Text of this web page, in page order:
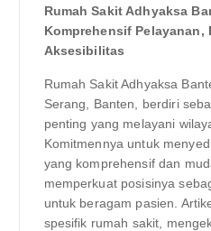
Rumah Sakit Adhyaksa
Komprehensif Pelayanan,
Aksesibilitas
Rumah Sakit Adhyaksa
Serang, Banten, berdiri
penting yang melayani
Komitmennya untuk
yang komprehensif dan
memperkuat posisinya
untuk beragam pasien.
spesifik rumah sakit,